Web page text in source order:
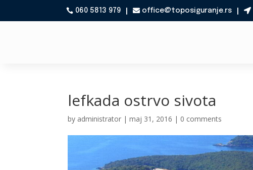
060 5813 979  office@toposiguranje.rs
lefkada ostrvo sivota
by administrator |maj 31, 2016 | 0 comments